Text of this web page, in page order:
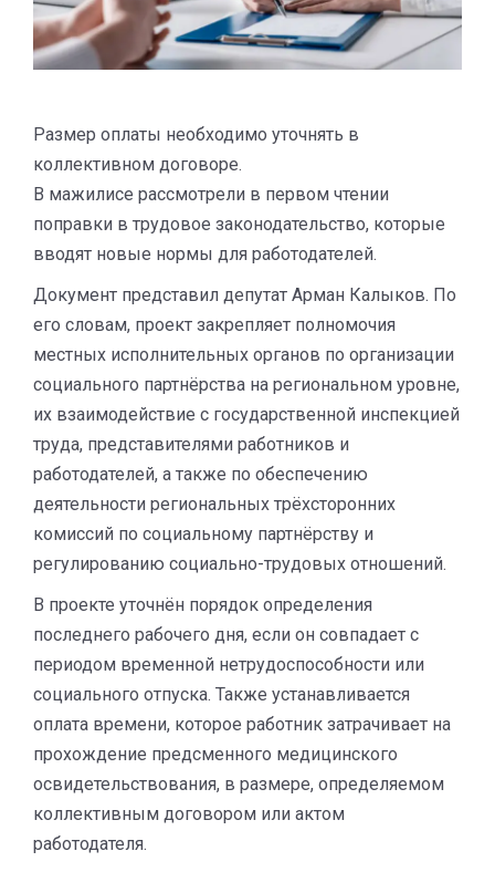
Размер оплаты необходимо уточнять в
коллективном договоре.
В мажилисе рассмотрели в первом чтении
поправки в трудовое законодательство, которые
вводят новые нормы для работодателей.
Документ представил депутат Арман Калыков. По
его словам, проект закрепляет полномочия
местных исполнительных органов по организации
социального партнёрства на региональном уровне,
их взаимодействие с государственной инспекцией
труда, представителями работников и
работодателей, а также по обеспечению
деятельности региональных трёхсторонних
комиссий по социальному партнёрству и
регулированию социально-трудовых отношений.
В проекте уточнён порядок определения
последнего рабочего дня, если он совпадает с
периодом временной нетрудоспособности или
социального отпуска. Также устанавливается
оплата времени, которое работник затрачивает на
прохождение предсменного медицинского
освидетельствования, в размере, определяемом
коллективным договором или актом
работодателя.